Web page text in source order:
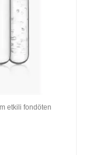
etkili fondöten